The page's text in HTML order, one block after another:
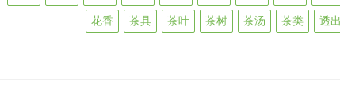
花香 茶具 茶叶 茶树 茶汤 茶类 透出